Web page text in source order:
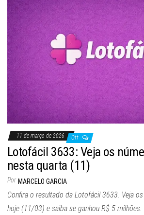
11 de março de 2026 Off
Lotofácil 3633: Veja os
nesta quarta (11)
Por MARCELO GARCIA
Confira o resultado da Lotofácil 3633. Veja
hoje (11/03) e saiba se ganhou R$ 5 milhões.